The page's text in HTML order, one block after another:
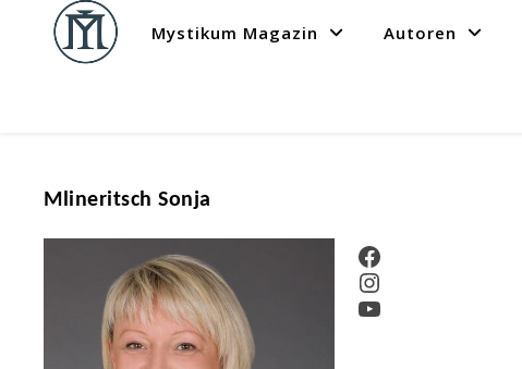
Mystikum Magazin Autoren
Mlineritsch Sonja
Facebook
Instagram
YouTube